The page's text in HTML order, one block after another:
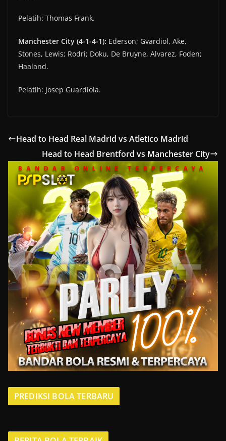
Pelatih: Thomas Frank.
Manchester City (4-1-4-1): Ederson; Gvardiol, Ake,
Stones, Lewis; Rodri; Doku, De Bruyne, Alvarez, Foden;
Haaland.
Pelatih: Josep Guardiola.
Head to Head Real Madrid vs Atletico Madrid
Head to Head Brentford vs Manchester City
PREDIKSI BOLA TERBARU